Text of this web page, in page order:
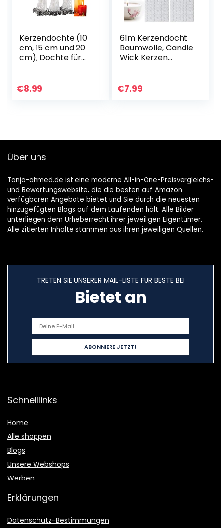
Kerzendochte (10
cm, 15 cm und 20
cm), Dochte für
Punkten-Docht-
€8.99
61m Kerzendocht
Baumwolle, Candle
Wick Kerzen
Geflochtene
€7.99
Über uns
Tanja-ahmed.de ist eine moderne All-in-One-Preisvergleichs-
und Bewertungswebsite, die die besten auf Amazon
verfügbaren Angebote bietet und Sie durch die neuesten
hinzugefügten Blogs auf dem Laufenden hält. Alle Bilder
unterliegen dem Urheberrecht ihrer jeweiligen Eigentümer.
Alle zitierten Inhalte stammen aus ihren jeweiligen Quellen.
TRETEN SIE UNSERER MAIL-LISTE FÜR BESTE BEI
Bietet an
Schnelllinks
Home
Alle shoppen
Blogs
Unsere Webshops
Werben
Erklärungen
Datenschutz-Bestimmungen